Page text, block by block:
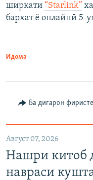
ширкати “Starlink”
бархат ё онлайнӣ 5-
Идома
Ба дигарон
Август 07, 2026
Нашри китоб
навраси